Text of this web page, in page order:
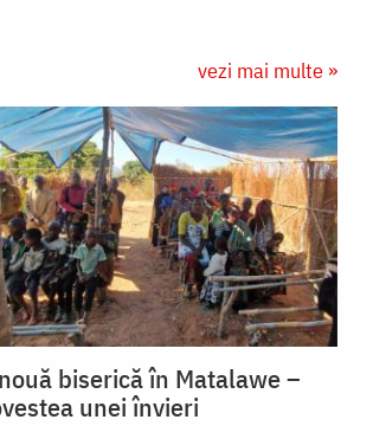
vezi mai multe »
biserică în Matalawe –
unei învieri